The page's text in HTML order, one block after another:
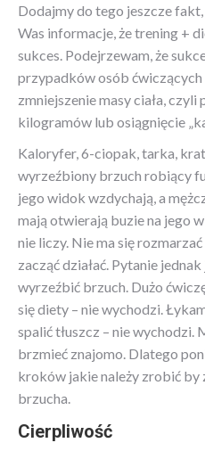
Dodajmy do tego jeszcze
Was informacje, że trening +
sukces. Podejrzewam, że
przypadków osób ćwiczących
zmniejszenie masy ciała,
kilogramów lub osiągnięcie
Kaloryfer, 6-ciopak, tarka,
wyrzeźbiony brzuch robiący
jego widok wzdychają, a
mają otwierają buzie na jego
nie liczy. Nie ma się
zacząć działać. Pytanie
wyrzeźbić brzuch. Dużo
się diety – nie wychodzi.
spalić tłuszcz – nie wychodzi.
brzmieć znajomo. Dlatego
kroków jakie należy zrobić by
brzucha.
Cierpliwość